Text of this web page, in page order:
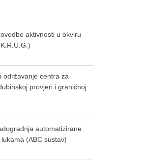
aktivnosti u okviru
održavanje centra za
provjeri i graničnoj
automatizirane
(ABC sustav)